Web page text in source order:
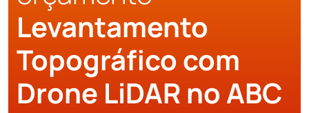
Levantamento
Topográfico com
Drone LiDAR no ABC